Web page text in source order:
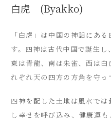
白虎 (Byakko)
「白虎」は中国の神話にあ
す。四神は古代中国で誕生し
東は青龍、南は朱雀、西は
れぞれ天の四方の方角を守っ
四神を配した土地は風水で
し幸せを呼び込み、健康運